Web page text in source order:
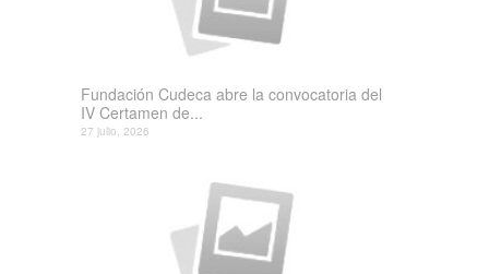
Fundación Cudeca abre la convocatoria del
IV Certamen de...
27 julio, 2026